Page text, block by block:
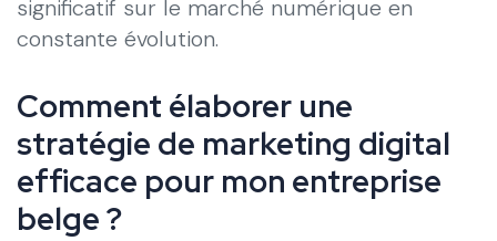
significatif sur le marché numérique en
constante évolution.
Comment élaborer une
stratégie de marketing digital
efficace pour mon entreprise
belge ?